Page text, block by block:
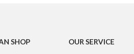
SHOP OUR SERVICE